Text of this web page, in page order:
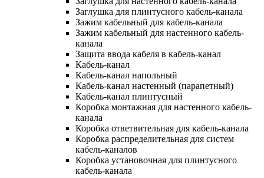
Заглушка для плинтусного кабель-канала
Зажим кабельный для кабель-канала
Зажим кабельный для настенного кабель-
канала
Защита ввода кабеля в кабель-канал
Кабель-канал
Кабель-канал напольный
Кабель-канал настенный (парапетный)
Кабель-канал плинтусный
Коробка монтажная для настенного кабель-
канала
Коробка ответвительная для кабель-канала
Коробка распределительная для систем
кабель-каналов
Коробка установочная для плинтусного
кабель-канала